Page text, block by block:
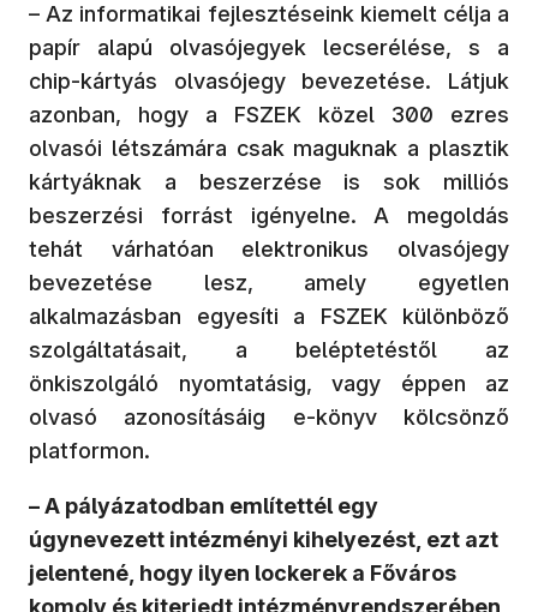
– Az informatikai fejlesztéseink kiemelt célja a
papír alapú olvasójegyek lecserélése, s a
chip-kártyás olvasójegy bevezetése. Látjuk
azonban, hogy a FSZEK közel 300 ezres
olvasói létszámára csak maguknak a plasztik
kártyáknak a beszerzése is sok milliós
beszerzési forrást igényelne. A megoldás
tehát várhatóan elektronikus olvasójegy
bevezetése lesz, amely egyetlen
alkalmazásban egyesíti a FSZEK különböző
szolgáltatásait, a beléptetéstől az
önkiszolgáló nyomtatásig, vagy éppen az
olvasó azonosításáig e-könyv kölcsönző
platformon.
– A pályázatodban említettél egy
úgynevezett intézményi kihelyezést, ezt azt
jelentené, hogy ilyen lockerek a Főváros